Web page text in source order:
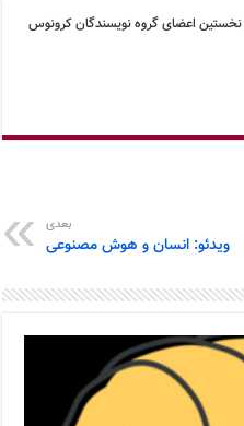
نخستین اعضای گروه نویسندگان کرونوس
بعدی
ویدئو: انسان و هوش مصنوعی